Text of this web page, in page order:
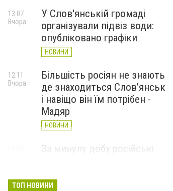
У Слов'янській громаді
організували підвіз води:
опубліковано графіки
НОВИНИ
13:07
Вчора
Більшість росіян не знають
де знаходиться Слов’янськ
і навіщо він їм потрібен -
Мадяр
НОВИНИ
12:11
Вчора
За минулу добу російські
великої війни: 6 серпня
ТОП НОВИНИ